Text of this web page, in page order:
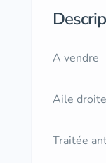
A vendre
Aile
Traitée